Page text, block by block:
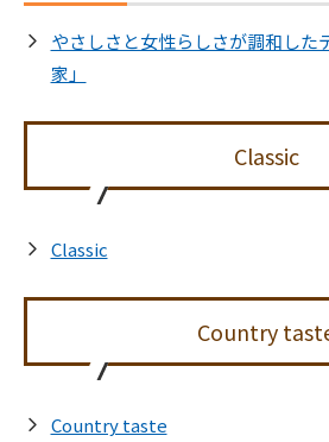
やさしさと女性らしさが調和した
家」
Classic
Classic
Country
Country taste